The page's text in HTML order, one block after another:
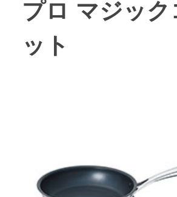
プロ マジッ
ット